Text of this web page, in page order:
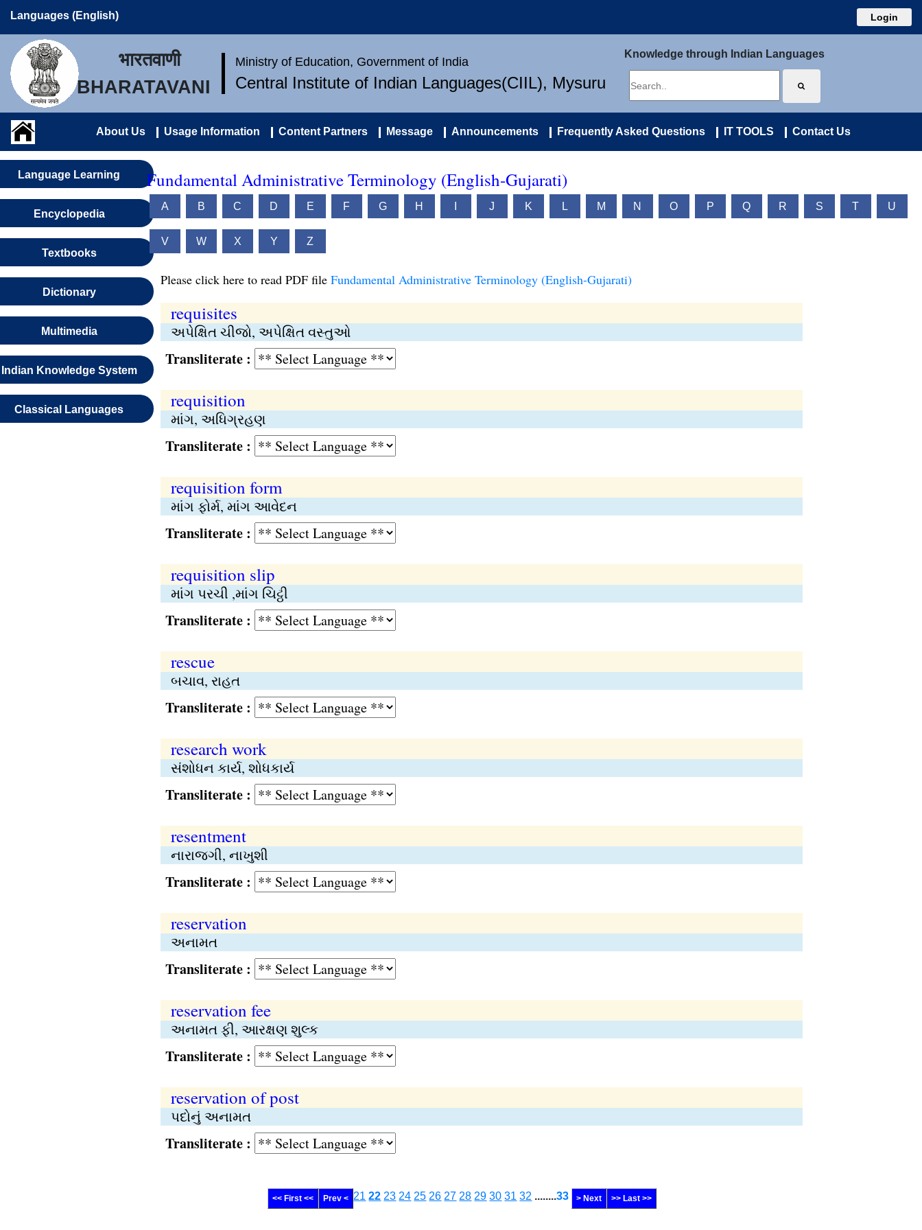
Languages (English) Login
भारतवाणी
BHARATAVANI
Ministry of Education, Government of India
Central Institute of Indian Languages(CIIL), Mysuru
Knowledge through Indian Languages
About Us Usage Information Content Partners Message Announcements Frequently Asked Questions IT TOOLS Contact Us
Language Learning
Encyclopedia
Textbooks
Dictionary
Multimedia
Indian Knowledge System
Classical Languages
Fundamental Administrative Terminology (English-Gujarati)
A B C D E F G H J K L M N O P Q R S T U
V W X Y Z
Please click here to read PDF file Fundamental Administrative Terminology (English-Gujarati)
requisites
અપેક્ષિત ચીજો, અપેક્ષિત વસ્તુઓ
Transliterate :
requisition
માંગ, અધિગ્રહણ
Transliterate :
requisition form
માંગ ફોર્મ, માંગ આવેદન
Transliterate :
requisition slip
માંગ પરચી ,માંગ ચિટ્ઠી
Transliterate :
rescue
બચાવ, રાહત
Transliterate :
research work
સંશોધન કાર્ય, શોધકાર્ય
Transliterate :
resentment
નારાજગી, નાખુશી
Transliterate :
reservation
અનામત
Transliterate :
reservation fee
અનામત ફી, આરક્ષણ શુલ્ક
Transliterate :
reservation of post
પદોનું અનામત
Transliterate :
<< First << Prev < 21 22 23 24 25 26 27 28 29 30 31 32 ........33 > Next >> Last >>